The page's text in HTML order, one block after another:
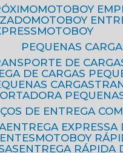
MOTOBOY
MOTOBOY
MOTOBOY
PEQUENAS
DE
DE CARGAS
CARGAS
DE ENTREGA
ENTREGA
MOTOBOY
ENTREGA